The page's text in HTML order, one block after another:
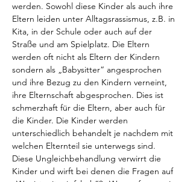
werden. Sowohl diese Kinder als auch ihre
Eltern leiden unter Alltagsrassismus, z.B. in
Kita, in der Schule oder auch auf der
Straße und am Spielplatz. Die Eltern
werden oft nicht als Eltern der Kindern
sondern als „Babysitter“ angesprochen
und ihre Bezug zu den Kindern verneint,
ihre Elternschaft abgesprochen. Dies ist
schmerzhaft für die Eltern, aber auch für
die Kinder. Die Kinder werden
unterschiedlich behandelt je nachdem mit
welchen Elternteil sie unterwegs sind.
Diese Ungleichbehandlung verwirrt die
Kinder und wirft bei denen die Fragen auf